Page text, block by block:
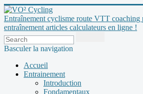
Entraînement cyclisme route VTT coaching
entraînement articles calculateurs en ligne !
Basculer la navigation
Accueil
Entrainement
Introduction
Fondamentaux